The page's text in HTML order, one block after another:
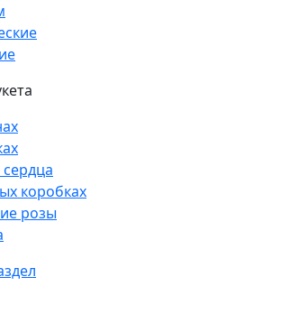
коробках
розы